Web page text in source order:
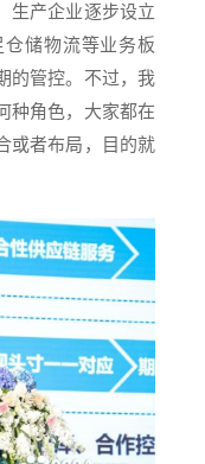
生产企业逐步设立
储物流等业务板
的管控。不过，我
种角色，大家都在
或者布局，目的就